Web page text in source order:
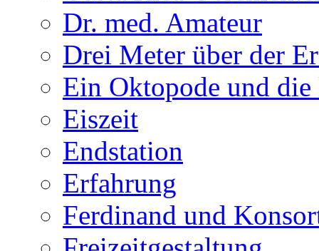
Dr. med. Amateur
Drei Meter über der
Ein Oktopode und die
Eiszeit
Endstation
Erfahrung
Ferdinand und